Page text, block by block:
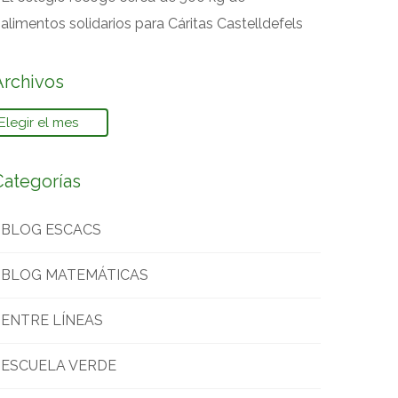
alimentos solidarios para Cáritas Castelldefels
BLOG ESCACS
BLOG MATEMÁTICAS
ENTRE LÍNEAS
ESCUELA VERDE